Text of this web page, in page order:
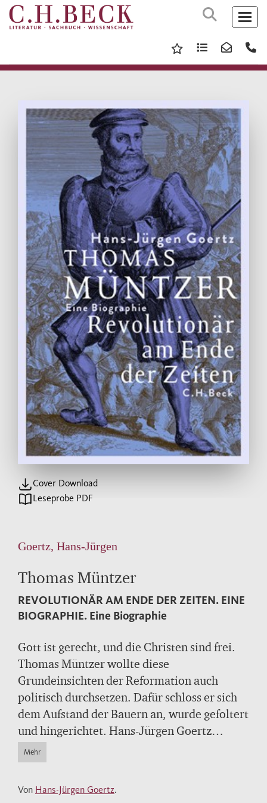
Cover Download
Leseprobe PDF
Goertz, Hans-Jürgen
Thomas Müntzer
REVOLUTIONÄR AM ENDE DER ZEITEN. EINE
BIOGRAPHIE. Eine Biographie
Gott ist gerecht, und die Christen sind frei.
Thomas Müntzer wollte diese
Grundeinsichten der Reformation auch
politisch durchsetzen. Dafür schloss er sich
dem Aufstand der Bauern an, wurde gefoltert
und hingerichtet. Hans-Jürgen Goertz
erzählt anschaulich das Leben dieses
Revolutionärs, der das Reich Gottes ganz
erinnert an eine unterdrückte Strömung der
Mehr
Von Hans-Jürgen Goertz.